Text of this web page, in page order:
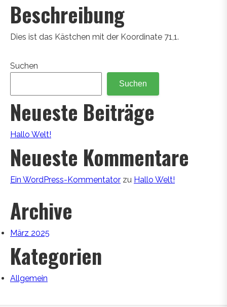
Beschreibung
Dies ist das Kästchen mit der Koordinate 71,1.
Suchen
Suchen
Neueste Beiträge
Hallo Welt!
Neueste Kommentare
Ein WordPress-Kommentator zu Hallo Welt!
Archive
März 2025
Kategorien
Allgemein